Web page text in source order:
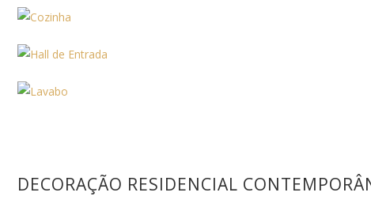
DECORAÇÃO RESIDENCIAL